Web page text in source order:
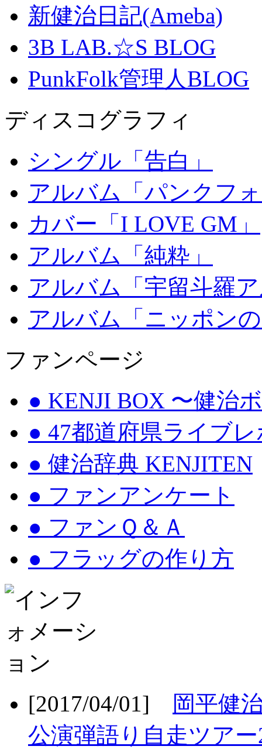
新健治日記(Ameba)
3B LAB.☆S BLOG
PunkFolk管理人BLOG
ディスコグラフィ
シングル「告白」
アルバム「パンクフ
カバー「I LOVE GM」
アルバム「純粋」
アルバム「宇留斗羅
アルバム「ニッポン
ファンページ
● KENJI BOX 〜健治
● 47都道府県ライブ
● 健治辞典 KENJITEN
● ファンアンケート
● ファンＱ＆Ａ
● フラッグの作り方
[2017/04/01]
岡平健
公演弾語り自走ツア